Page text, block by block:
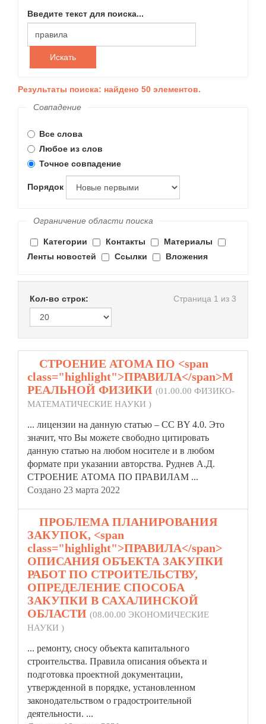
Введите текст для поиска...
Искать
Результаты поиска: найдено 50 элементов.
Совпадение
Все слова
Любое из слов
Точное совпадение
Порядок
Ограничение области поиска
Категории Контакты
Материалы
Ленты новостей
Ссылки Вложения
Кол-во строк: Страница 1 из 3
СТРОЕНИЕ АТОМА ПО <span
class="highlight">ПРАВИЛА</span>М
РЕАЛЬНОЙ ФИЗИКИ (01.00.00 ФИЗИКО-
МАТЕМАТИЧЕСКИЕ НАУКИ )
... лицензии на данную статью – CC BY 4.0. Это
значит, что Вы можете свободно цитировать
данную статью на любом носителе и в любом
формате при указании авторства. Руднев А.Д.
СТРОЕНИЕ АТОМА ПО ПРАВИЛАМ ...
Создано 23 марта 2022
ПРОБЛЕМА ПЛАНИРОВАНИЯ
ЗАКУПОК, <span
class="highlight">ПРАВИЛА</span>
ОПИСАНИЯ ОБЪЕКТА ЗАКУПКИ
РАБОТ ПО СТРОИТЕЛЬСТВУ,
ОПРЕДЕЛЕНИЕ СПОСОБА
ЗАКУПКИ В САХАЛИНСКОЙ
ОБЛАСТИ (08.00.00 ЭКОНОМИЧЕСКИЕ
НАУКИ )
... ремонту, сносу объекта капитального
строительства. Правила описания объекта и
подготовка проектной документации,
утвержденной в порядке, установленном
законодательством о градостроительной
деятельности. ...